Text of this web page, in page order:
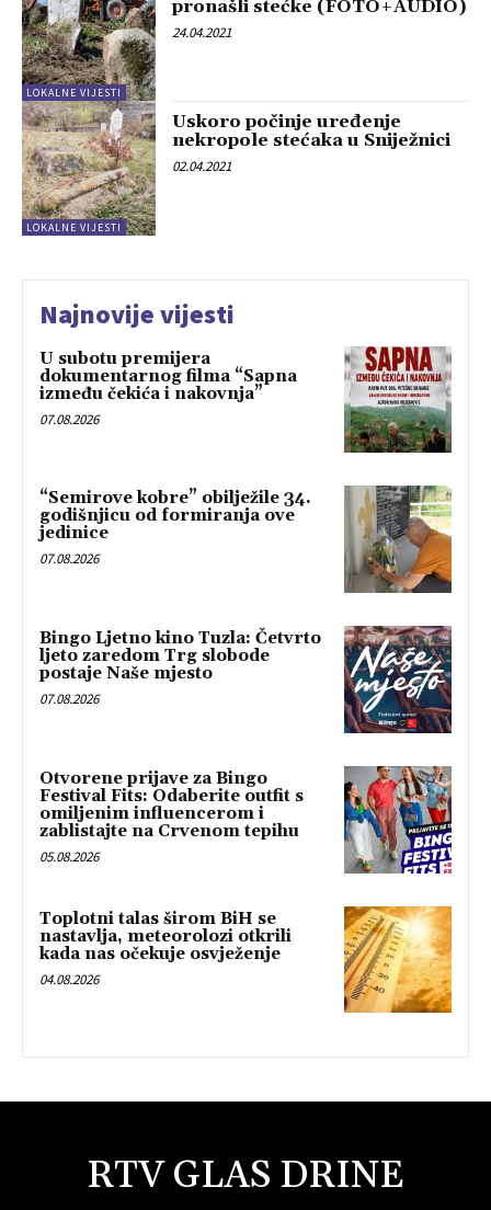
LOKALNE VIJESTI
pronašli stećke (FOTO+AUDIO)
24.04.2021
LOKALNE VIJESTI
Uskoro počinje uređenje
nekropole stećaka u Sniježnici
02.04.2021
Najnovije vijesti
U subotu premijera
dokumentarnog filma “Sapna
između čekića i nakovnja”
07.08.2026
“Semirove kobre” obilježile 34.
godišnjicu od formiranja ove
jedinice
07.08.2026
Bingo Ljetno kino Tuzla: Četvrto
ljeto zaredom Trg slobode
postaje Naše mjesto
07.08.2026
Otvorene prijave za Bingo
Festival Fits: Odaberite outfit s
omiljenim influencerom i
zablistajte na Crvenom tepihu
05.08.2026
Toplotni talas širom BiH se
nastavlja, meteorolozi otkrili
kada nas očekuje osvježenje
04.08.2026
RTV GLAS DRINE